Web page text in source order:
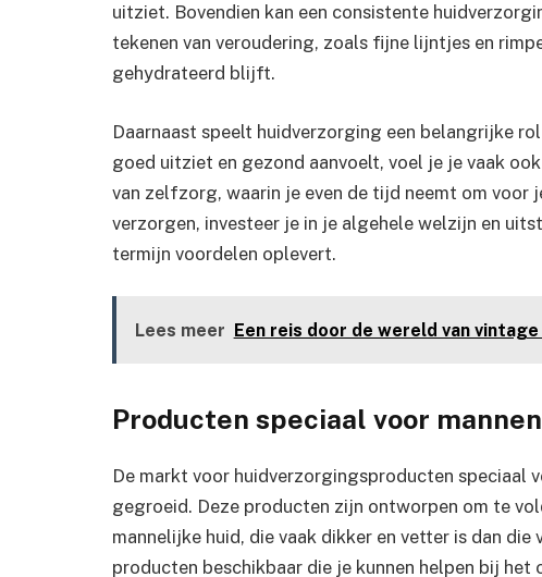
uitziet. Bovendien kan een consistente
tekenen van veroudering, zoals fijne lijntjes en
gehydrateerd blijft.
Daarnaast speelt huidverzorging een belangrijke
goed uitziet en gezond aanvoelt, voel je je vaak
van zelfzorg, waarin je even de tijd neemt om
verzorgen, investeer je in je algehele welzijn en
termijn voordelen oplevert.
Lees meer Een reis door de wereld van
Producten speciaal voor mannen
De markt voor huidverzorgingsproducten speciaal
gegroeid. Deze producten zijn ontworpen om te
mannelijke huid, die vaak dikker en vetter is dan
producten beschikbaar die je kunnen helpen bij